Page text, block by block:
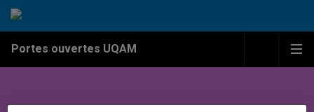
Passer au contenu
Accéder au menu principal
Accéder à la recherche
Passer au contenu
Accéder au menu principal
Portes ouvertes UQAM Menu